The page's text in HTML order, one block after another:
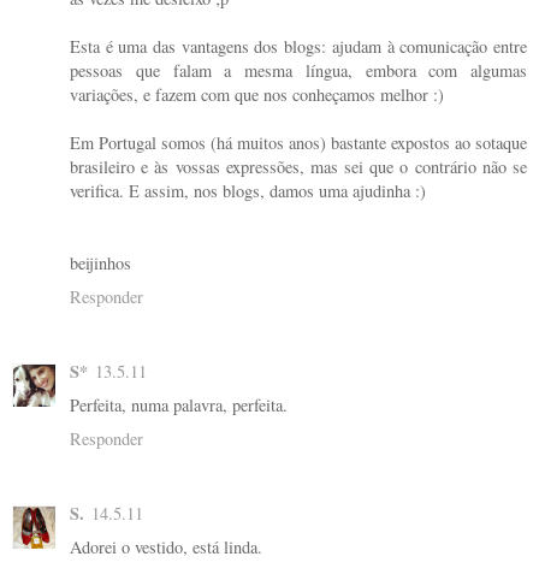
Esta é uma das vantagens dos blogs: ajudam à comunicação entre
pessoas que falam a mesma língua, embora com algumas
variações, e fazem com que nos conheçamos melhor :)
Em Portugal somos (há muitos anos) bastante expostos ao sotaque
brasileiro e às vossas expressões, mas sei que o contrário não se
verifica. E assim, nos blogs, damos uma ajudinha :)
beijinhos
Responder
S* 13.5.11
Perfeita, numa palavra, perfeita.
Responder
S. 14.5.11
Adorei o vestido, está linda.